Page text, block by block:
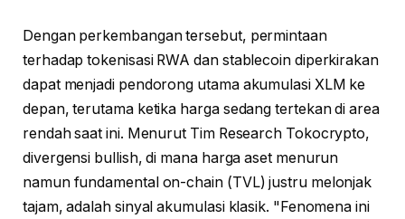
Dengan perkembangan tersebut, permintaan
terhadap tokenisasi RWA dan stablecoin diperkirakan
dapat menjadi pendorong utama akumulasi XLM ke
depan, terutama ketika harga sedang tertekan di area
rendah saat ini. Menurut Tim Research Tokocrypto,
divergensi bullish, di mana harga aset menurun
namun fundamental on-chain (TVL) justru melonjak
tajam, adalah sinyal akumulasi klasik. "Fenomena ini